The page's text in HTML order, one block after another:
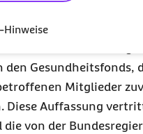
Hinweise
rückwirkende
um „passive
auf eine Rückzahlung
den Gesundheitsfonds,
Mitglieder
Diese Auffassung
die von der